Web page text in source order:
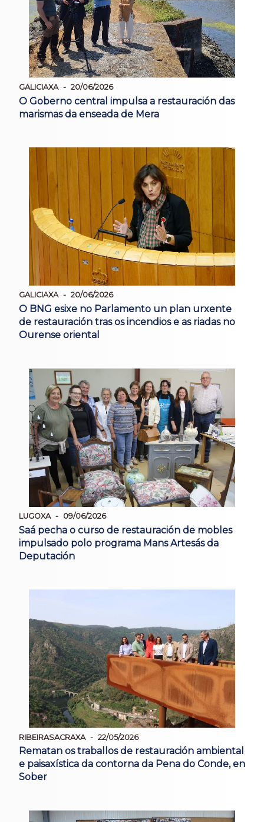
GALICIAXA 20/06/2026
O Goberno central impulsa a restauración das
marismas da enseada de Mera
GALICIAXA 20/06/2026
O BNG esixe no Parlamento un plan urxente
de restauración tras os incendios e as riadas no
Ourense oriental
LUGOXA 09/06/2026
Saá pecha o curso de restauración de mobles
impulsado polo programa Mans Artesás da
Deputación
RIBEIRASACRAXA 22/05/2026
Rematan os traballos de restauración ambiental
e paisaxística da contorna da Pena do Conde, en
Sober